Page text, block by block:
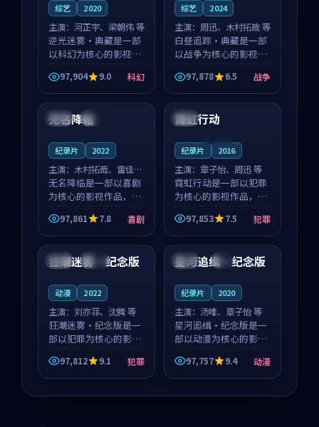
综艺 2020
主演： 河正宇、梁朝伟 等
逆光迷雾·典藏是一部
以科幻为核心的影视作
品，围绕危机、反转与
人物成长展开，整体节
奏紧凑，值得推荐观
看。
97,904 9.0 科幻
综艺 2024
主演： 周迅、木村拓哉 等
白昼追踪·典藏是一部
以战争为核心的影视作
品，围绕危机、反转与
人物成长展开，整体节
奏紧凑，值得推荐观
看。
97,878 6.5 战争
中国 热播
无名降临
纪录片 2022
主演： 木村拓哉、雷佳音
等
无名降临是一部以喜剧
为核心的影视作品，围
绕危机、反转与人物成
长展开，整体节奏紧
凑，值得推荐观看。
97,861 7.8 喜剧
法国
霓虹行动
纪录片 2016
主演： 章子怡、周迅 等
霓虹行动是一部以犯罪
为核心的影视作品，围
绕危机、反转与人物成
长展开，整体节奏紧
凑，值得推荐观看。
97,853 7.5 犯罪
美国 院线
狂潮迷雾·纪念版
动漫 2022
主演： 刘亦菲、沈腾 等
狂潮迷雾·纪念版是一
部以犯罪为核心的影视
作品，围绕危机、反转
与人物成长展开，整体
节奏紧凑，值得推荐观
97,812 9.1 犯罪
美国 4K
星河追缉·纪念版
纪录片 2020
主演： 汤唯、章子怡 等
星河追缉·纪念版是一
部以动漫为核心的影视
作品，围绕危机、反转
与人物成长展开，整体
节奏紧凑，值得推荐观
97,757 9.4 动漫